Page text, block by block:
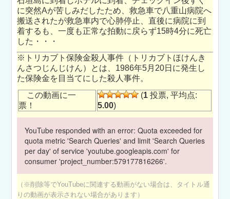
に突然Aが苦しみだしたため、救急車で八重山病院へ
搬送されたが救急車内で心肺停止、直後に病院に到
着するも、一度も正常な拍動に戻らず15時4分に死亡
した・・・
※トリカブト保険金殺人事件（トリカブトほけんき
んさつじんじけん）とは、1986年5月20日に発生し
た保険金を目当てにした殺人事件。
この動画に一
票！
(1 投票, 平均点:
5.00)
YouTube responded with an error: Quota exceeded for
quota metric 'Search Queries' and limit 'Search Queries
per day' of service 'youtube.googleapis.com' for
consumer 'project_number:579177816266'.
（※削除等でYouTubeに関連する動画がない場合は、タイトル通
りの動画が表示されない場合があります）